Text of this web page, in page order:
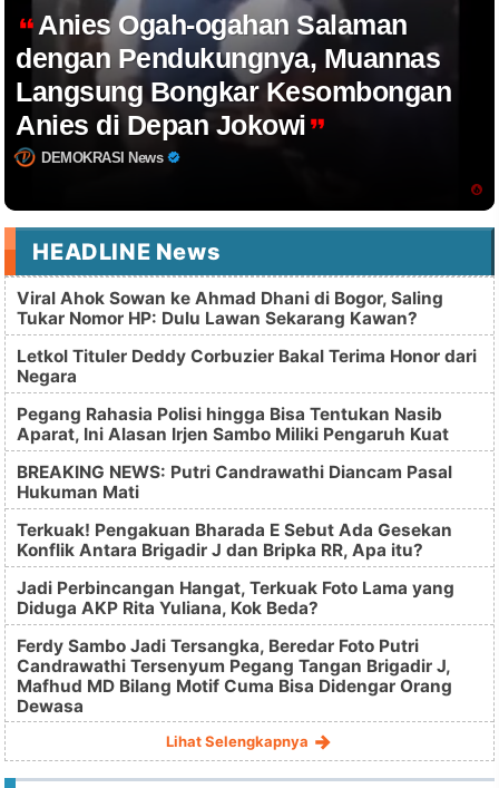
Anies Ogah-ogahan Salaman
dengan Pendukungnya, Muannas
Langsung Bongkar Kesombongan
Anies di Depan Jokowi
DEMOKRASI News
HEADLINE News
Viral Ahok Sowan ke Ahmad Dhani di Bogor, Saling
Tukar Nomor HP: Dulu Lawan Sekarang Kawan?
Letkol Tituler Deddy Corbuzier Bakal Terima Honor dari
Negara
Pegang Rahasia Polisi hingga Bisa Tentukan Nasib
Aparat, Ini Alasan Irjen Sambo Miliki Pengaruh Kuat
BREAKING NEWS: Putri Candrawathi Diancam Pasal
Hukuman Mati
Terkuak! Pengakuan Bharada E Sebut Ada Gesekan
Konflik Antara Brigadir J dan Bripka RR, Apa itu?
Jadi Perbincangan Hangat, Terkuak Foto Lama yang
Diduga AKP Rita Yuliana, Kok Beda?
Ferdy Sambo Jadi Tersangka, Beredar Foto Putri
Candrawathi Tersenyum Pegang Tangan Brigadir J,
Mafhud MD Bilang Motif Cuma Bisa Didengar Orang
Dewasa
Lihat Selengkapnya